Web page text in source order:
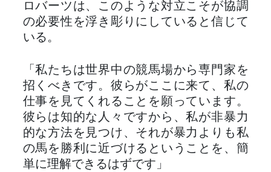
ロバーツは、このような対立こそが協調
の必要性を浮き彫りにしていると信じて
いる。
「私たちは世界中の競馬場から専門家を
招くべきです。彼らがここに来て、私の
仕事を見てくれることを願っています。
彼らは知的な人々ですから、私が非暴力
的な方法を見つけ、それが暴力よりも私
の馬を勝利に近づけるということを、簡
単に理解できるはずです」